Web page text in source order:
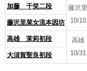
加藤 千笑二段
藤沢里
10/10
藤沢里菜女流本因坊
高雄 茉莉初段
高雄
10/31
大須賀聖良初段